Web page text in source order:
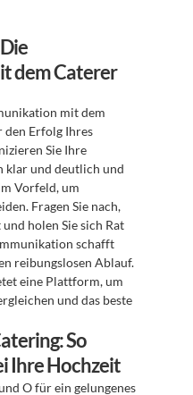
dem Caterer
mit dem
Sie Ihre
klar und deutlich und
Vorfeld, um
Fragen Sie nach,
holen Sie sich Rat
schafft
eine Plattform, um
und das beste
So
Ihre Hochzeit